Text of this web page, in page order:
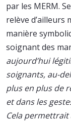
par les MERM.
relève d’ailleurs
manière
soignant des
aujourd’hui
soignants, au-
plus en plus de
et dans les
Cela